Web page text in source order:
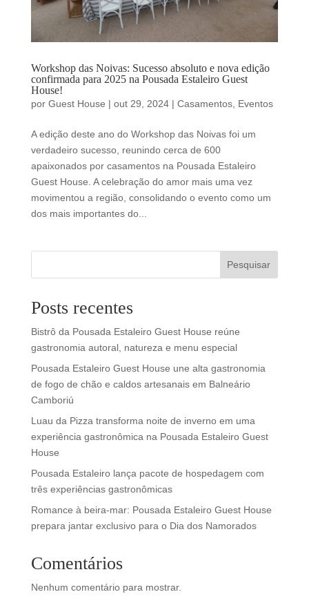
Workshop das Noivas: Sucesso absoluto e nova edição
confirmada para 2025 na Pousada Estaleiro Guest
House!
por Guest House | out 29, 2024| Casamentos, Eventos
A edição deste ano do Workshop das Noivas foi um
verdadeiro sucesso, reunindo cerca de 600
apaixonados por casamentos na Pousada Estaleiro
Guest House. A celebração do amor mais uma vez
movimentou a região, consolidando o evento como um
dos mais importantes do...
Pesquisar
Posts recentes
Bistrô da Pousada Estaleiro Guest House reúne
gastronomia autoral, natureza e menu especial
Pousada Estaleiro Guest House une alta gastronomia
de fogo de chão e caldos artesanais em Balneário
Camboriú
Luau da Pizza transforma noite de inverno em uma
experiência gastronômica na Pousada Estaleiro Guest
House
Pousada Estaleiro lança pacote de hospedagem com
três experiências gastronômicas
Romance à beira-mar: Pousada Estaleiro Guest House
prepara jantar exclusivo para o Dia dos Namorados
Comentários
Nenhum comentário para mostrar.